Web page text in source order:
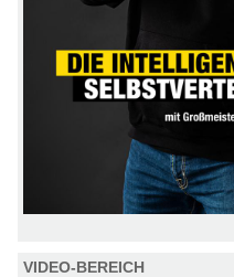
VIDEO-BEREICH